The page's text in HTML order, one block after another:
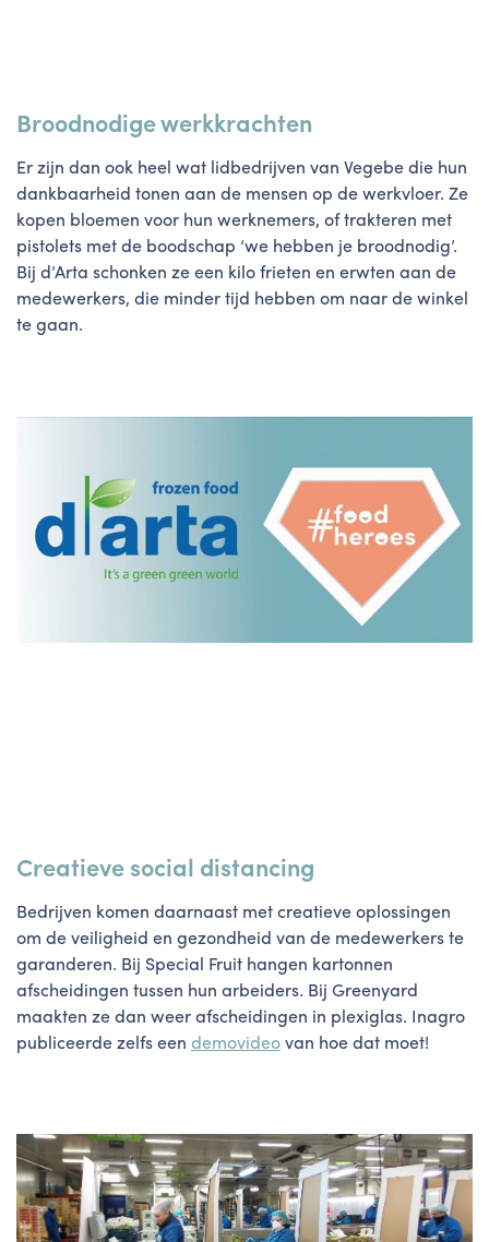
Broodnodige werkkrachten
Er zijn dan ook heel wat lidbedrijven van Vegebe die hun
dankbaarheid tonen aan de mensen op de werkvloer. Ze
kopen bloemen voor hun werknemers, of trakteren met
pistolets met de boodschap ‘we hebben je broodnodig’.
Bij d’Arta schonken ze een kilo frieten en erwten aan de
medewerkers, die minder tijd hebben om naar de winkel
te gaan.
Creatieve social distancing
Bedrijven komen daarnaast met creatieve oplossingen
om de veiligheid en gezondheid van de medewerkers te
garanderen. Bij Special Fruit hangen kartonnen
afscheidingen tussen hun arbeiders. Bij Greenyard
maakten ze dan weer afscheidingen in plexiglas. Inagro
publiceerde zelfs een demovideovan hoe dat moet!